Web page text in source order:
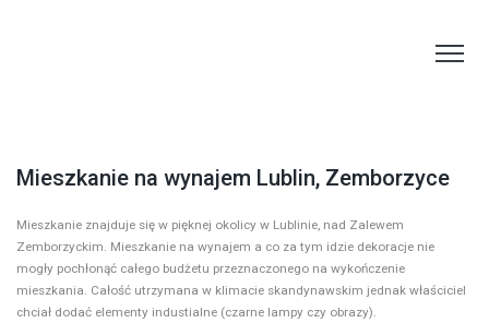
Mieszkanie na wynajem Lublin, Zemborzyce
Mieszkanie znajduje się w pięknej okolicy w Lublinie, nad Zalewem
Zemborzyckim. Mieszkanie na wynajem a co za tym idzie dekoracje nie
mogły pochłonąć całego budżetu przeznaczonego na wykończenie
mieszkania. Całość utrzymana w klimacie skandynawskim jednak właściciel
chciał dodać elementy industialne (czarne lampy czy obrazy).